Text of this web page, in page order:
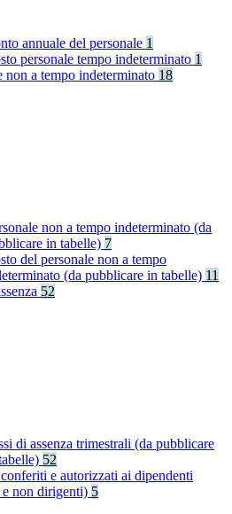
annuale del personale 1
personale tempo indeterminato 1
non a tempo indeterminato 18
non a tempo indeterminato (da
in tabelle) 7
del personale non a tempo
(da pubblicare in tabelle) 11
52
di assenza trimestrali (da pubblicare
52
e autorizzati ai dipendenti
non dirigenti) 5